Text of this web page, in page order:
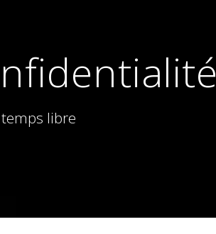
libre